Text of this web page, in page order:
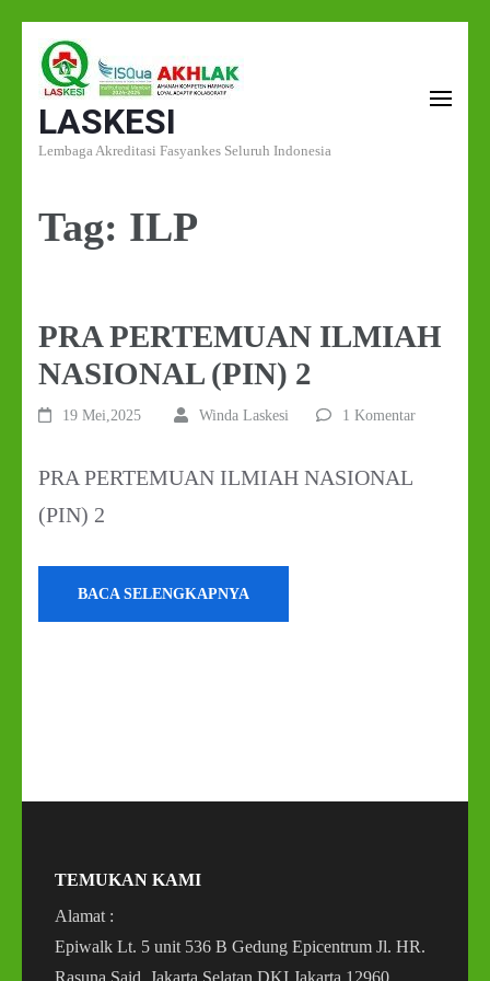
Lompat
konten
(Tekan
LASKESI
Lembaga Akreditasi Fasyankes Seluruh Indonesia
Tag: ILP
PRA PERTEMUAN ILMIAH
NASIONAL (PIN) 2
19 Mei,2025 Winda Laskesi 1 Komentar
PRA PERTEMUAN ILMIAH NASIONAL
(PIN) 2
BACA SELENGKAPNYA
TEMUKAN KAMI
Alamat :
Epiwalk Lt. 5 unit 536 B Gedung Epicentrum Jl. HR.
Rasuna Said, Jakarta Selatan DKI Jakarta 12960